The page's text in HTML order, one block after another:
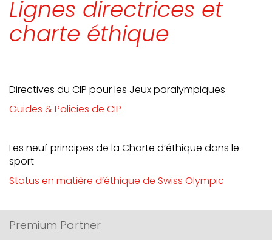
Lignes directrices et
charte éthique
Directives du CIP pour les Jeux paralympiques
Guides & Policies de CIP
Les neuf principes de la Charte d’éthique dans le
sport
Status en matière d’éthique de Swiss Olympic
Premium Partner